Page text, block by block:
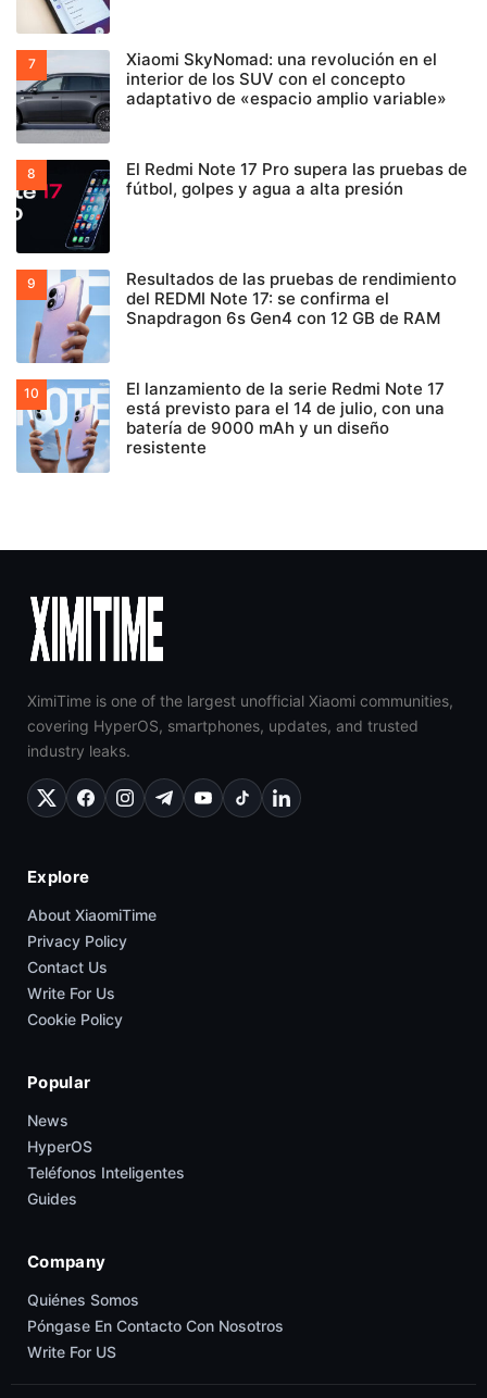
Xiaomi SkyNomad: una revolución en el
interior de los SUV con el concepto
adaptativo de «espacio amplio variable»
El Redmi Note 17 Pro supera las pruebas de
fútbol, golpes y agua a alta presión
Resultados de las pruebas de rendimiento
del REDMI Note 17: se confirma el
Snapdragon 6s Gen4 con 12 GB de RAM
El lanzamiento de la serie Redmi Note 17
está previsto para el 14 de julio, con una
batería de 9000 mAh y un diseño
resistente
XimiTime is one of the largest unofficial Xiaomi communities,
covering HyperOS, smartphones, updates, and trusted
industry leaks.
Explore
About XiaomiTime
Privacy Policy
Contact Us
Write For Us
Cookie Policy
Popular
News
HyperOS
Teléfonos Inteligentes
Guides
Company
Quiénes Somos
Póngase En Contacto Con Nosotros
Write For US